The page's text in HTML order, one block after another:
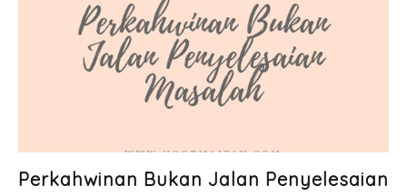
Perkahwinan Bukan Jalan Penyelesaian